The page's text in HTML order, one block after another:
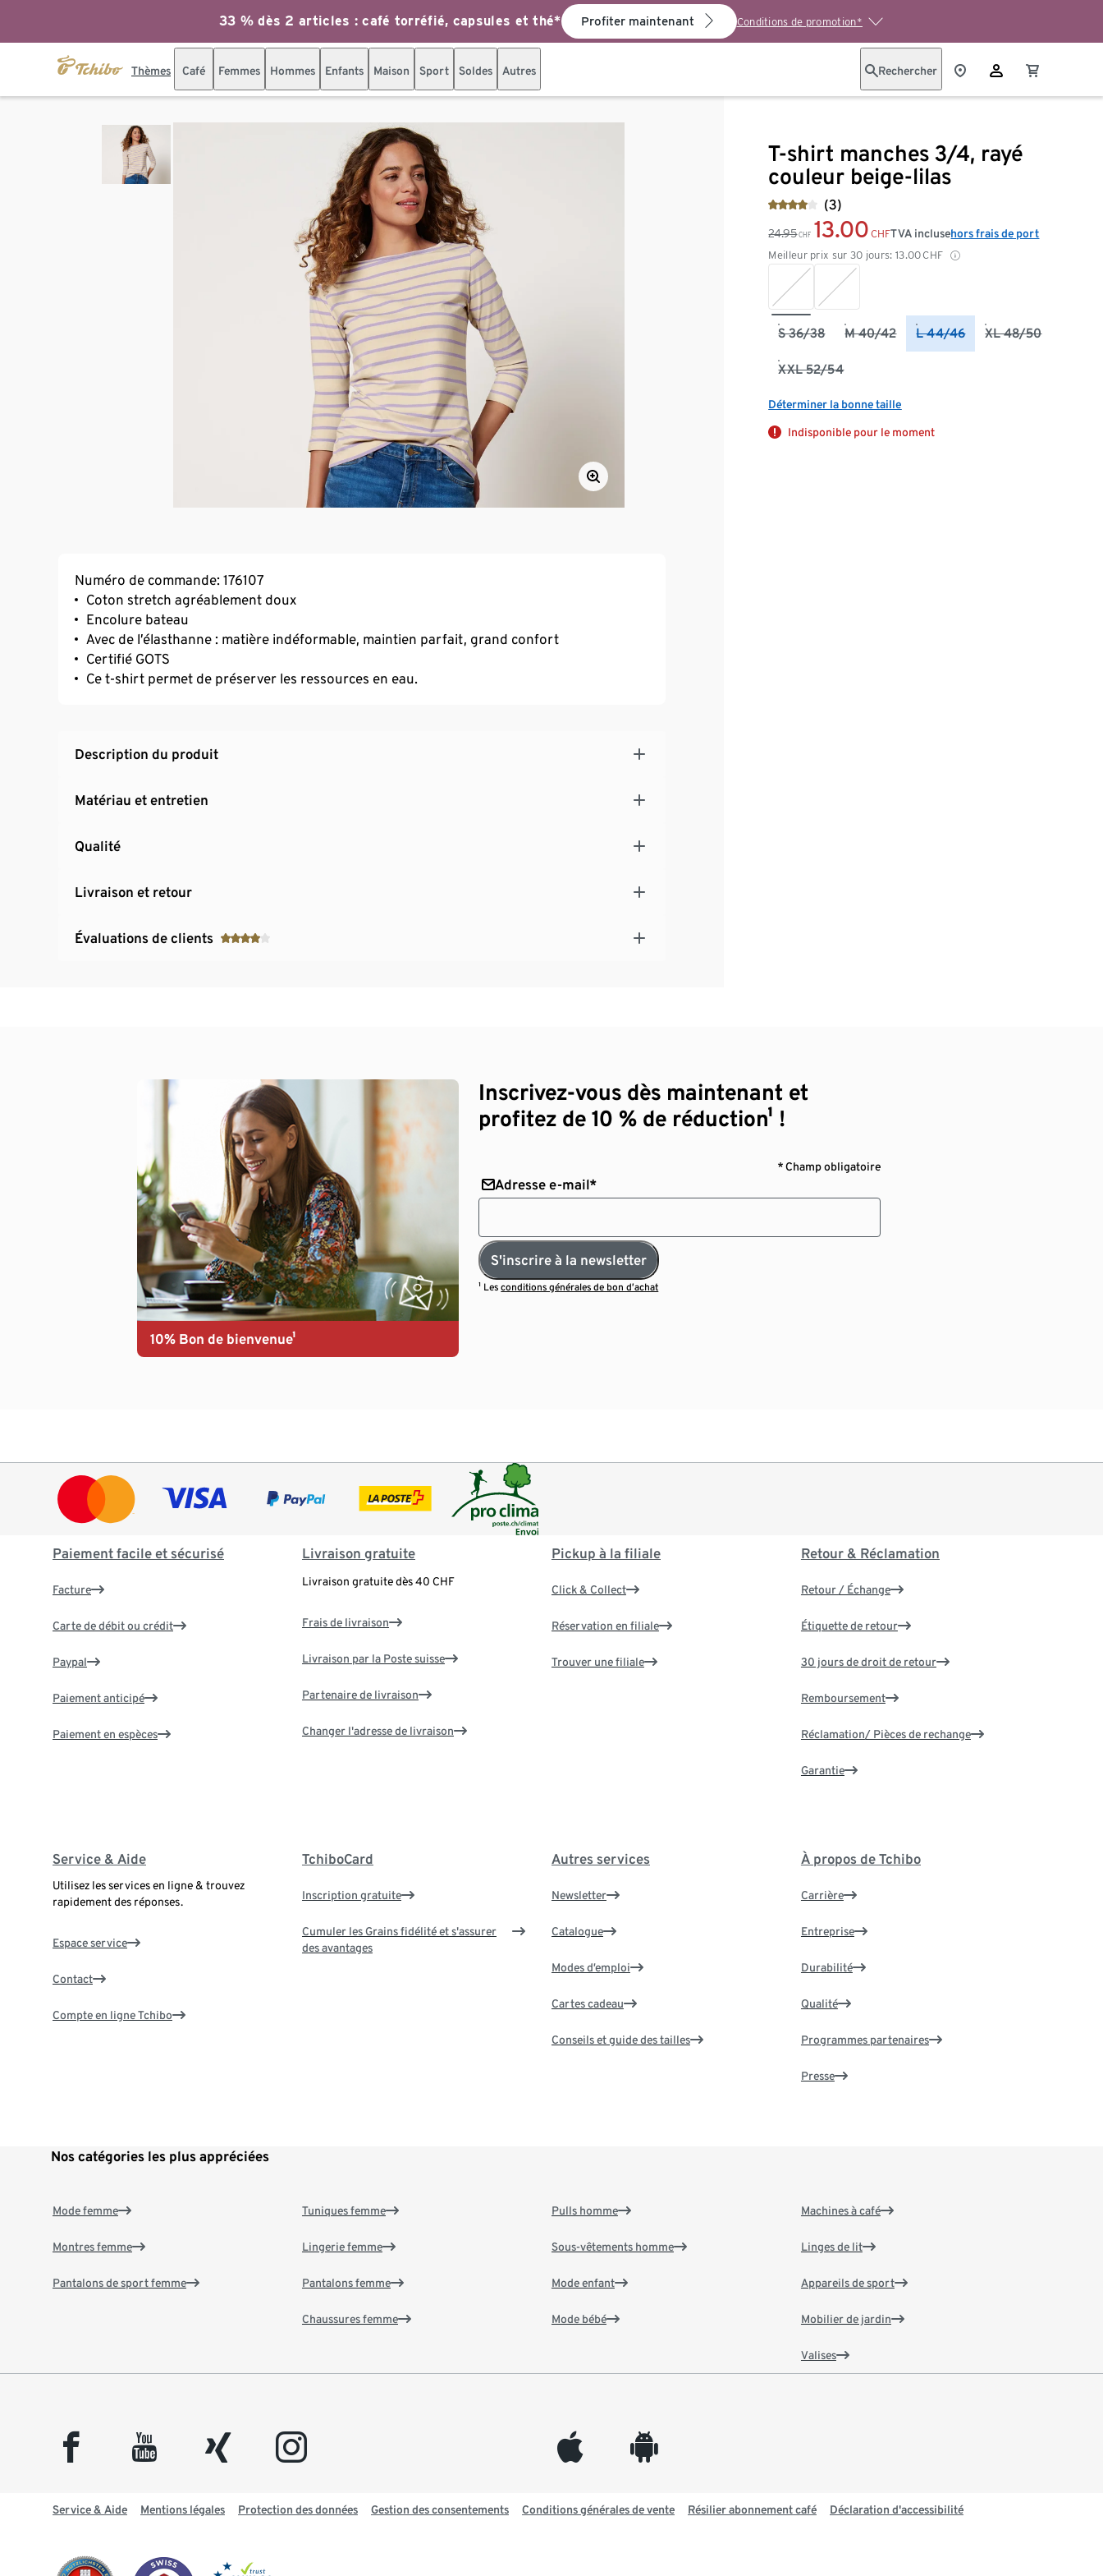
33 % dès 2 articles : café torréfié, capsules et thé* Profiter maintenant Conditions de promotion*
Thèmes Café Femmes Hommes Enfants Maison Sport Soldes Autres Rechercher
T-shirt manches 3/4, rayé
couleur beige-lilas
(3)
24.95 CHF 13.00 CHF
Meilleur prix sur 30 jours: 13.00CHF
TVA inclusehors frais de port
S 36/38 M 40/42 L 44/46 XL 48/50
XXL 52/54
Déterminer la bonne taille
Indisponible pour le moment
Numéro de commande: 176107
Coton stretch agréablement doux
Encolure bateau
Avec de l’élasthanne : matière indéformable, maintien parfait, grand confort
Certifié GOTS
Ce t-shirt permet de préserver les ressources en eau.
Description du produit
Matériau et entretien
Qualité
Livraison et retour
Évaluations de clients
10% Bon de bienvenue¹
Inscrivez-vous dès maintenant et
profitez de 10 % de réduction¹ !
* Champ obligatoire
Adresse e-mail*
S'inscrire à la newsletter
¹ Lesconditions générales de bon d’achat
Paiement facile et sécurisé
Facture
Carte de débit ou crédit
Paypal
Paiement anticipé
Paiement en espèces
Livraison gratuite
Livraison gratuite dès 40 CHF
Frais de livraison
Livraison par la Poste suisse
Partenaire de livraison
Changer l'adresse de livraison
Pickup à la filiale
Click & Collect
Réservation en filiale
Trouver une filiale
Retour & Réclamation
Retour / Échange
Étiquette de retour
30 jours de droit de retour
Remboursement
Réclamation/ Pièces de rechange
Garantie
Service & Aide
Utilisez les services en ligne & trouvez
rapidement des réponses.
Espace service
Contact
Compte en ligne Tchibo
TchiboCard
Inscription gratuite
Cumuler les Grains fidélité et s'assurer
des avantages
Autres services
Newsletter
Catalogue
Modes d’emploi
Cartes cadeau
Conseils et guide des tailles
À propos de Tchibo
Carrière
Entreprise
Durabilité
Qualité
Programmes partenaires
Presse
Nos catégories les plus appréciées
Mode femme
Montres femme
Pantalons de sport femme
Tuniques femme
Lingerie femme
Pantalons femme
Chaussures femme
Pulls homme
Sous-vêtements homme
Mode enfant
Mode bébé
Machines à café
Linges de lit
Appareils de sport
Mobilier de jardin
Valises
facebook youtube xing instagram appleinc android
Service & Aide Mentions légales Protection des données Gestion des consentements Conditions générales de vente Résilier abonnement café Déclaration d'accessibilité